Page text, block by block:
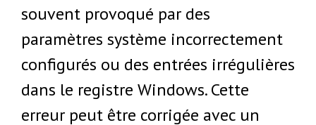
souvent provoqué par des
paramètres système incorrectement
configurés ou des entrées irrégulières
dans le registre Windows. Cette
erreur peut être corrigée avec un